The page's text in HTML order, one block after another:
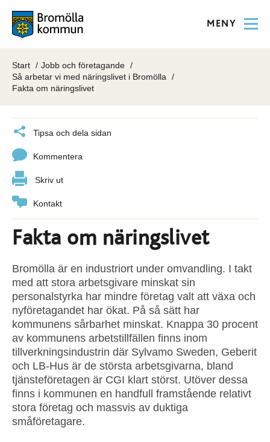
MENY
Start
Jobb och företagande
Så arbetar vi med näringslivet i Bromölla
Fakta om näringslivet
Tipsa och dela sidan
Kommentera
Skriv ut
Kontakt
Fakta om näringslivet
Bromölla är en industriort under omvandling. I takt
med att stora arbetsgivare minskat sin
personalstyrka har mindre företag valt att växa och
nyföretagandet har ökat. På så sätt har
kommunens sårbarhet minskat. Knappa 30 procent
av kommunens arbetstillfällen finns inom
tillverkningsindustrin där Sylvamo Sweden, Geberit
och LB-Hus är de största arbetsgivarna, bland
tjänsteföretagen är CGI klart störst. Utöver dessa
finns i kommunen en handfull framstående relativt
stora företag och massvis av duktiga
småföretagare.